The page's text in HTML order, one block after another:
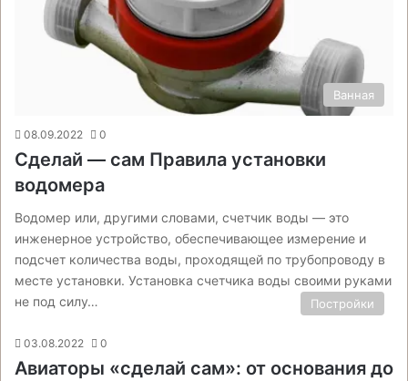
Ванная
08.09.2022 0
Сделай — сам Правила установки
водомера
Водомер или, другими словами, счетчик воды — это
инженерное устройство, обеспечивающее измерение и
подсчет количества воды, проходящей по трубопроводу в
месте установки. Установка счетчика воды своими руками
не под силу…
Постройки
03.08.2022 0
Авиаторы «сделай сам»: от основания до